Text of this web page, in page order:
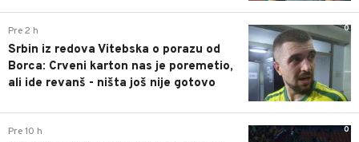
0
Pre 2 h
Srbin iz redova Vitebska o porazu od
Borca: Crveni karton nas je poremetio,
ali ide revanš - ništa još nije gotovo
0
Pre 10 h